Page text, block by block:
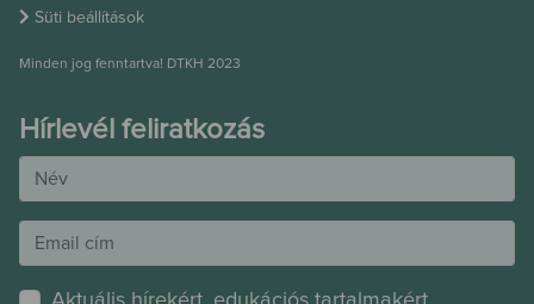
Süti beállítások
Minden jog fenntartva! DTKH 2023
Hírlevél feliratkozás